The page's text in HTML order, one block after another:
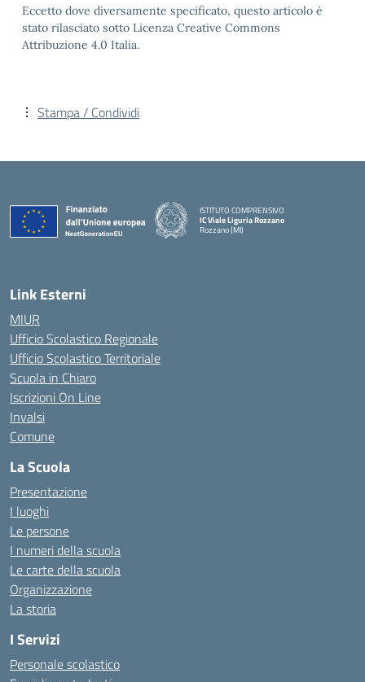
Eccetto dove diversamente specificato, questo articolo è
stato rilasciato sotto Licenza Creative Commons
Attribuzione 4.0 Italia.
Stampa / Condividi
ISTITUTO COMPRENSIVO
IC Viale Liguria Rozzano
Rozzano (MI)
Link Esterni
MIUR
Ufficio Scolastico Regionale
Ufficio Scolastico Territoriale
Scuola in Chiaro
Iscrizioni On Line
Invalsi
Comune
La Scuola
Presentazione
I luoghi
Le persone
I numeri della scuola
Le carte della scuola
Organizzazione
La storia
I Servizi
Personale scolastico